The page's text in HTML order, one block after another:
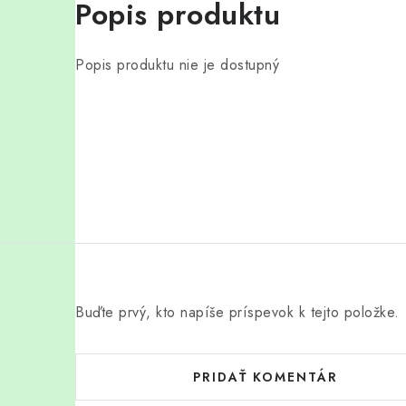
Popis produktu
Popis produktu nie je dostupný
Buďte prvý, kto napíše príspevok k tejto položke.
PRIDAŤ KOMENTÁR